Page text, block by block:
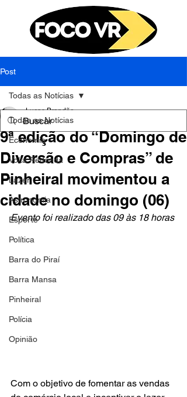
Post
Todas as Notícias
Economia
Volta Redonda
Lazer
Astronomia
Esporte
Política
Barra do Piraí
Barra Mansa
Pinheiral
Polícia
Opinião
Todas as Notícias
9ª edição do “Domingo de
Diversão e Compras” de
Pinheiral movimentou a
cidade no domingo (06)
Lucas Brandão
7 de ago. de 2023
Evento foi realizado das 09 às 18 horas
Com o objetivo de fomentar as vendas